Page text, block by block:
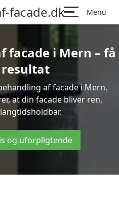
facade.dk Menu
facade i Mern – få
af facade i Mern.
at din facade bliver ren,
og uforpligtende